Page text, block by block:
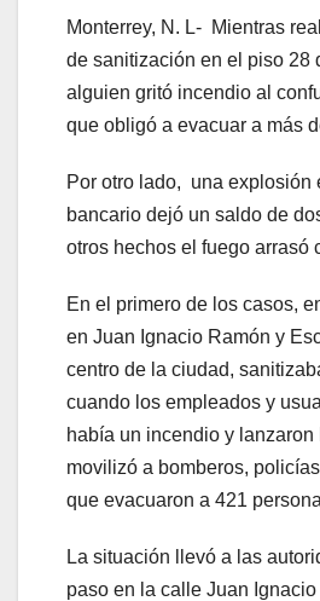
Monterrey, N. L- Mientras
de sanitización en el piso 28
alguien gritó incendio al
que obligó a evacuar a más
Por otro lado, una explosión
bancario dejó un saldo de
otros hechos el fuego arrasó
En el primero de los casos,
en Juan Ignacio Ramón y
centro de la ciudad,
cuando los empleados y
había un incendio y lanzaron
movilizó a bomberos,
que evacuaron a 421
La situación llevó a las
paso en la calle Juan